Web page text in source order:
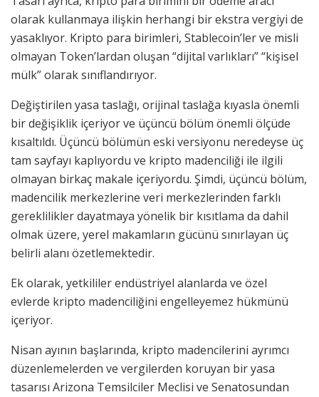
olarak kullanmaya ilişkin herhangi bir ekstra vergiyi de
yasaklıyor. Kripto para birimleri, Stablecoin’ler ve misli
olmayan Token’lardan oluşan “dijital varlıkları” “kişisel
mülk” olarak sınıflandırıyor.
Değiştirilen yasa taslağı, orijinal taslağa kıyasla önemli
bir değişiklik içeriyor ve üçüncü bölüm önemli ölçüde
kısaltıldı. Üçüncü bölümün eski versiyonu neredeyse üç
tam sayfayı kaplıyordu ve kripto madenciliği ile ilgili
olmayan birkaç makale içeriyordu. Şimdi, üçüncü bölüm,
madencilik merkezlerine veri merkezlerinden farklı
gereklilikler dayatmaya yönelik bir kısıtlama da dahil
olmak üzere, yerel makamların gücünü sınırlayan üç
belirli alanı özetlemektedir.
Ek olarak, yetkililer endüstriyel alanlarda ve özel
evlerde kripto madenciliğini engelleyemez hükmünü
içeriyor.
Nisan ayının başlarında, kripto madencilerini ayrımcı
düzenlemelerden ve vergilerden koruyan bir yasa
tasarısı Arizona Temsilciler Meclisi ve Senatosundan